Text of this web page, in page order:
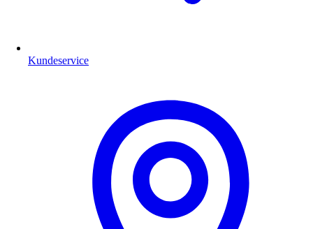
Kundeservice